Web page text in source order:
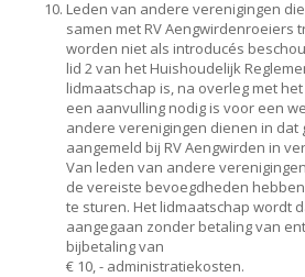
Leden van andere verenigingen
samen met RV Aengwirdenroeiers
worden niet als introducés
lid 2 van het Huishoudelijk
lidmaatschap is, na overleg met
een aanvulling nodig is voor een
andere verenigingen dienen in dat
aangemeld bij RV Aengwirden in
Van leden van andere
de vereiste bevoegdheden
te sturen. Het lidmaatschap wordt
aangegaan zonder betaling van
bijbetaling van
€ 10, - administratiekosten.